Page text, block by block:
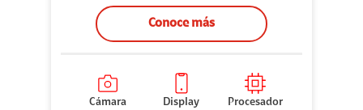
Conoce más
Cámara
Display
Procesador